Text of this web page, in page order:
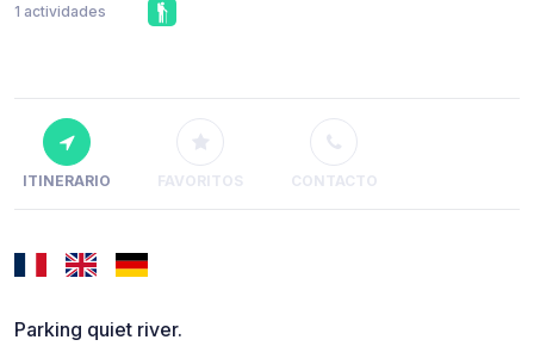
1 actividades
ITINERARIO FAVORITOS CONTACTO
Parking quiet river.